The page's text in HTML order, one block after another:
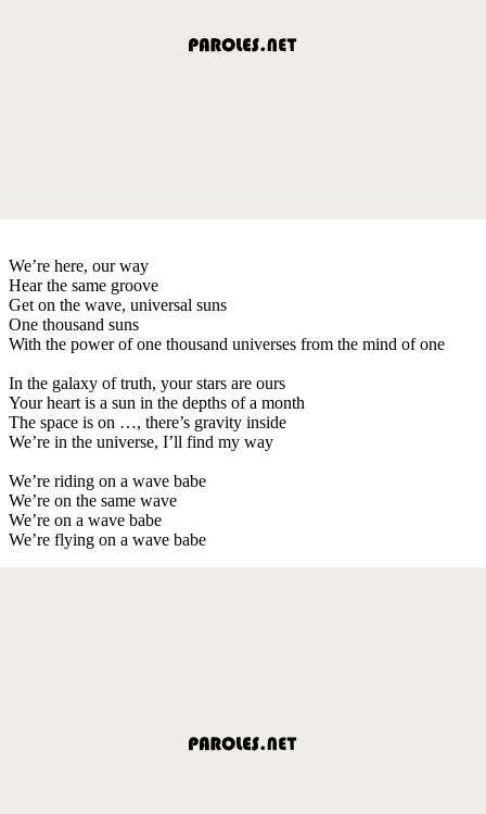
We’re here, our way
Hear the same groove
Get on the wave, universal suns
One thousand suns
With the power of one thousand universes from the mind of one
In the galaxy of truth, your stars are ours
Your heart is a sun in the depths of a month
The space is on …, there’s gravity inside
We’re in the universe, I’ll find my way
We’re riding on a wave babe
We’re on the same wave
We’re on a wave babe
We’re flying on a wave babe